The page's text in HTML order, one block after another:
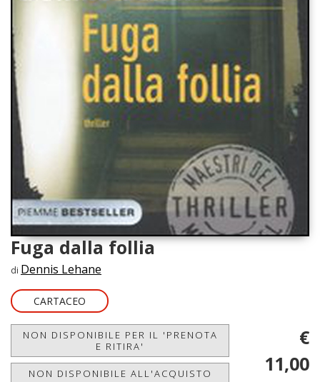
Fuga dalla follia
di Dennis Lehane
CARTACEO
NON DISPONIBILE PER IL 'PRENOTA
E RITIRA'
NON DISPONIBILE ALL'ACQUISTO
€
11,00